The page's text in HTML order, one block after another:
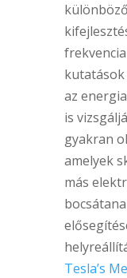
kutatások
az
is
gyakran
amelyek
más
Tesla’s